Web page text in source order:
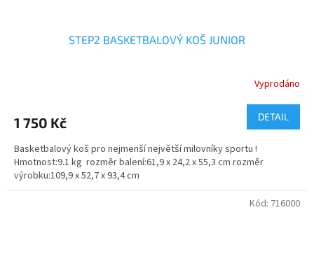
STEP2 BASKETBALOVÝ KOŠ JUNIOR
Vyprodáno
1 750 Kč DETAIL
Basketbalový koš pro nejmenší největší milovníky sportu !
Hmotnost:9.1 kg rozměr balení:61,9 x 24,2 x 55,3 cm rozměr
výrobku:109,9 x 52,7 x 93,4 cm
Kód: 716000